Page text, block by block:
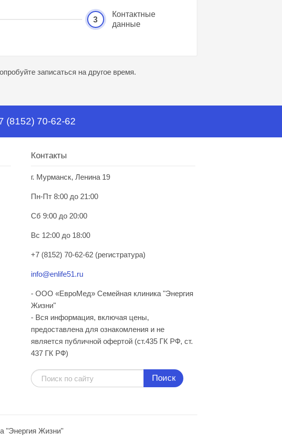
3
Контактные
данные
записаться на другое время.
(8152) 70-62-62
Контакты
г. Мурманск, Ленина 19
Пн-Пт 8:00 до 21:00
Сб 9:00 до 20:00
Вс 12:00 до 18:00
+7 (8152) 70-62-62 (регистратура)
info@enlife51.ru
- ООО «ЕвроМед» Семейная клиника "Энергия
Жизни"
- Вся информация, включая цены,
предоставлена для ознакомления и не
является публичной офертой (ст.435 ГК РФ, cт.
437 ГК РФ)
Поиск
"Энергия Жизни"